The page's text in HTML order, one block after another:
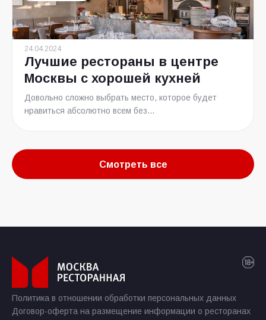
24.04.2024
Лучшие рестораны в центре
Москвы с хорошей кухней
Довольно сложно выбрать место, которое будет
нравиться абсолютно всем без...
Смотреть все
Политика в отношении обработки персональных данных
Договор-оферта на размещение информации о ресторанах